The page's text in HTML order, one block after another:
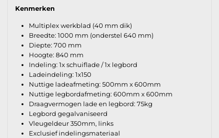
Kenmerken
Multiplex werkblad (40 mm dik)
Breedte: 1000 mm (onderstel 640 mm)
Diepte: 700 mm
Hoogte: 840 mm
Indeling: 1x schuiflade / 1x legbord
Ladeindeling: 1x150
Nuttige ladeafmeting: 500mm x 600mm
Nuttige legbordafmeting: 600mm x 600mm
Draagvermogen lade en legbord: 75kg
Legbord gegalvaniseerd
Vleugeldeur 350mm, links
Exclusief indelingsmateriaal